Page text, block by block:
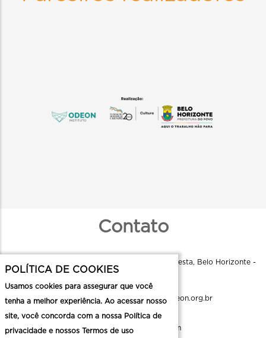
Contato
Instituto Odeon - R. Aquiles Lobo, 79 - Floresta, Belo Horizonte -
MG, 30150-160
comunicacao.cmc@institutoodeon.org.br
Enviar uma mensagem
POLÍTICA DE COOKIES
Usamos cookies para assegurar que você
tenha a melhor experiência. Ao acessar nosso
site, você concorda com a nossa Política de
privacidade e nossos Termos de uso